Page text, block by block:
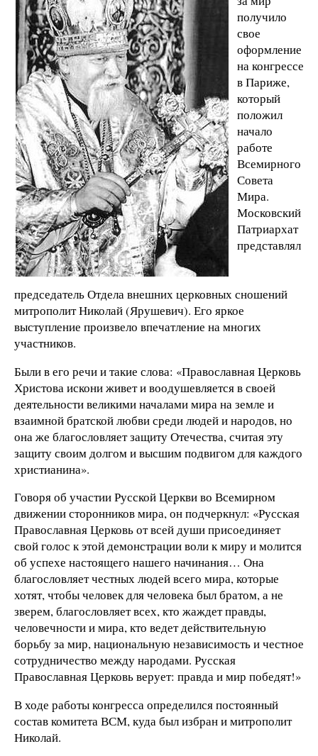
получило
свое
оформление
на конгрессе
в Париже,
который
положил
начало
работе
Всемирного
Совета
Мира.
Московский
Патриархат
представлял
председатель Отдела внешних церковных сношений
митрополит Николай (Ярушевич). Его яркое
выступление произвело впечатление на многих
участников.
Были в его речи и такие слова: «Православная Церковь
Христова искони живет и воодушевляется в своей
деятельности великими началами мира на земле и
взаимной братской любви среди людей и народов, но
она же благословляет защиту Отечества, считая эту
защиту своим долгом и высшим подвигом для каждого
христианина».
Говоря об участии Русской Церкви во Всемирном
движении сторонников мира, он подчеркнул: «Русская
Православная Церковь от всей души присоединяет
свой голос к этой демонстрации воли к миру и молится
об успехе настоящего нашего начинания… Она
благословляет честных людей всего мира, которые
хотят, чтобы человек для человека был братом, а не
зверем, благословляет всех, кто жаждет правды,
человечности и мира, кто ведет действительную
борьбу за мир, национальную независимость и честное
сотрудничество между народами. Русская
Православная Церковь верует: правда и мир победят!»
В ходе работы конгресса определился постоянный
состав комитета ВСМ, куда был избран и митрополит
Николай.